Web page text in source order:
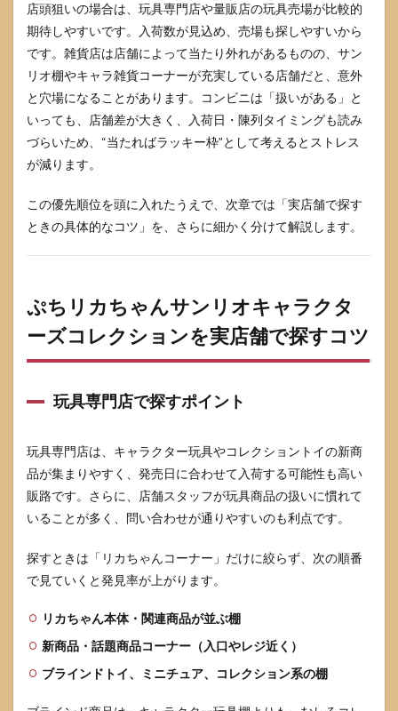
日当
日の
動き
方
（時
間
帯・
巡回
順）
5.2
後の
再入
在庫
う方
法
5.3
代替案
購入・
店舗取
せ・家
電量販
店も視
野）
6
リカ
んサ
オキ
クタ
ーズ
コレ
店頭狙いの場合は、玩具専門店や量販店の玩具売場が比較的
期待しやすいです。入荷数が見込め、売場も探しやすいから
です。雑貨店は店舗によって当たり外れがあるものの、サン
リオ棚やキャラ雑貨コーナーが充実している店舗だと、意外
と穴場になることがあります。コンビニは「扱いがある」と
いっても、店舗差が大きく、入荷日・陳列タイミングも読み
づらいため、“当たればラッキー枠”として考えるとストレス
が減ります。
この優先順位を頭に入れたうえで、次章では「実店舗で探す
ときの具体的なコツ」を、さらに細かく分けて解説します。
ぷちリカちゃんサンリオキャラクタ
ーズコレクションを実店舗で探すコツ
玩具専門店で探すポイント
玩具専門店は、キャラクター玩具やコレクショントイの新商
品が集まりやすく、発売日に合わせて入荷する可能性も高い
販路です。さらに、店舗スタッフが玩具商品の扱いに慣れて
いることが多く、問い合わせが通りやすいのも利点です。
探すときは「リカちゃんコーナー」だけに絞らず、次の順番
で見ていくと発見率が上がります。
リカちゃん本体・関連商品が並ぶ棚
新商品・話題商品コーナー（入口やレジ近く）
ブラインドトイ、ミニチュア、コレクション系の棚